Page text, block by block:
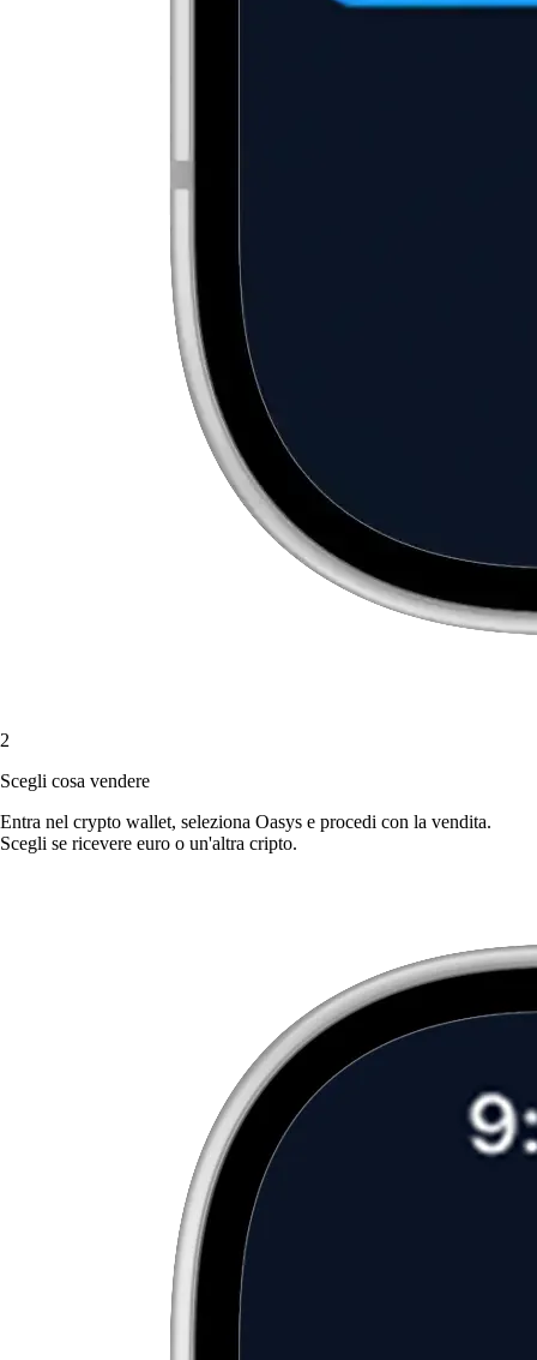
2
Scegli cosa vendere
Entra nel crypto wallet, seleziona Oasys e procedi con la vendita.
Scegli se ricevere euro o un'altra cripto.